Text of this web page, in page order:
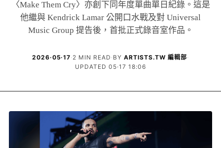
〈Make Them Cry〉亦創下同年度單曲單日紀錄。這是
他繼與 Kendrick Lamar 公開口水戰及對 Universal
Music Group 提告後，首批正式錄音室作品。
2026·05·17· 2 MIN READ · BY ARTISTS.TW 編輯部·
UPDATED 05·17 18:06